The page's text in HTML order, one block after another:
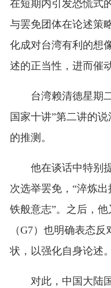
在短期内引发恐慌式
与罢免团体在论述策
化成对台湾有利的想
述的正当性，进而催
台湾赖清德星期
国家十讲”第二讲的
的推测。
他在谈话中特别
次选举罢免，“淬炼
铁般意志”。之后，
（G7）也明确表态
状，以强化自身论述。
对此，中国大陆